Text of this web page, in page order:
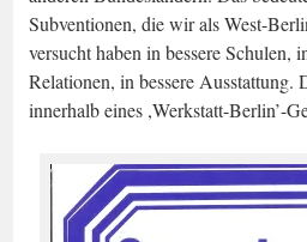
Subventionen, die wir als West-
versucht haben in bessere Schulen,
Relationen, in bessere Ausstattung.
innerhalb eines ,Werkstatt-Berlin’-